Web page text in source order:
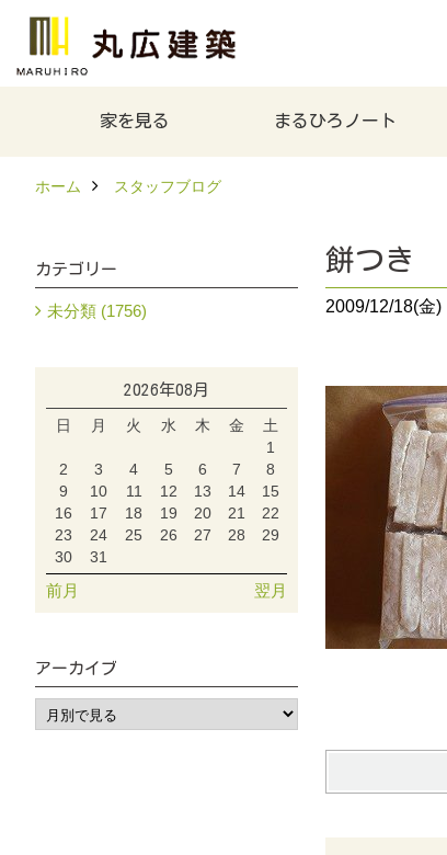
家を見る まるひろノート
ホーム スタッフブログ
餅つき
2009/12/18(金)
カテゴリー
未分類 (1756)
2026年08月
日 月 火 水 木 金
土
1
2
3 4 5 6 7
8
9
10 11 12 13 14
15
16
17 18 19 20 21
22
23
24 25 26 27 28
29
30
31
前月 翌月
アーカイブ